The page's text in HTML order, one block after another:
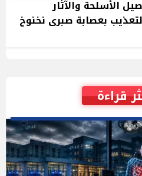
الأسلحة والآثار
بعصابة صبرى نخنوخ
قراءة